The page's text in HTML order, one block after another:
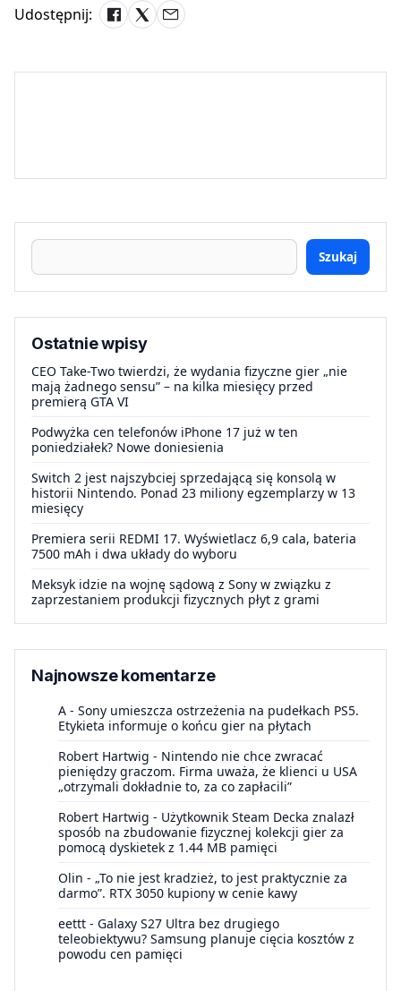
Udostępnij:
Szukaj
Ostatnie wpisy
CEO Take-Two twierdzi, że wydania fizyczne gier „nie
mają żadnego sensu” – na kilka miesięcy przed
premierą GTA VI
Podwyżka cen telefonów iPhone 17 już w ten
poniedziałek? Nowe doniesienia
Switch 2 jest najszybciej sprzedającą się konsolą w
historii Nintendo. Ponad 23 miliony egzemplarzy w 13
miesięcy
Premiera serii REDMI 17. Wyświetlacz 6,9 cala, bateria
7500 mAh i dwa układy do wyboru
Meksyk idzie na wojnę sądową z Sony w związku z
zaprzestaniem produkcji fizycznych płyt z grami
Najnowsze komentarze
A - Sony umieszcza ostrzeżenia na pudełkach PS5.
Etykieta informuje o końcu gier na płytach
Robert Hartwig - Nintendo nie chce zwracać
pieniędzy graczom. Firma uważa, że klienci u USA
„otrzymali dokładnie to, za co zapłacili”
Robert Hartwig - Użytkownik Steam Decka znalazł
sposób na zbudowanie fizycznej kolekcji gier za
pomocą dyskietek z 1.44 MB pamięci
Olin - „To nie jest kradzież, to jest praktycznie za
darmo”. RTX 3050 kupiony w cenie kawy
eettt - Galaxy S27 Ultra bez drugiego
teleobiektywu? Samsung planuje cięcia kosztów z
powodu cen pamięci